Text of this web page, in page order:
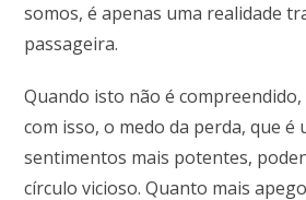
somos, é apenas uma realidade
passageira.
Quando isto não é
com isso, o medo da perda, que é
sentimentos mais potentes,
círculo vicioso. Quanto mais